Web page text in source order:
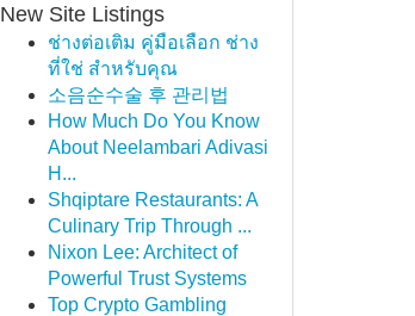
New Site Listings
ช่างต่อเติม คู่มือเลือก ช่าง
ที่ใช่ สำหรับคุณ
소음순수술 후 관리법
How Much Do You Know
About Neelambari Adivasi
H...
Shqiptare Restaurants: A
Culinary Trip Through ...
Nixon Lee: Architect of
Powerful Trust Systems
Top Crypto Gambling